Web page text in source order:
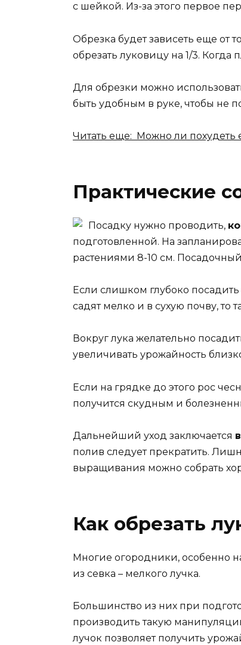
с шейкой. Из-за этого первое
Обрезка будет зависеть еще от
обрезать луковицу на 1/3. Когда
Для обрезки можно
быть удобным в руке, чтобы не
Читать еще: Можно ли похудеть
Практические
Посадку нужно проводить,
подготовленной. На
растениями 8-10 см.
Если слишком глубоко посадить
садят мелко и в сухую почву,
Вокруг лука желательно
увеличивать урожайность
Если на грядке до этого рос
получится скудным и
Дальнейший уход заключается
полив следует прекратить.
выращивания можно собрать
Как обрезать
Многие огородники, особенно
из севка – мелкого лучка.
Большинство из них при
производить такую
лучок позволяет получить